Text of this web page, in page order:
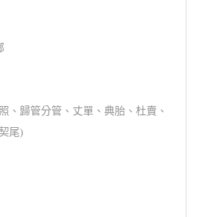
、歸管分管、丈單、典胎、杜賣、
尾)